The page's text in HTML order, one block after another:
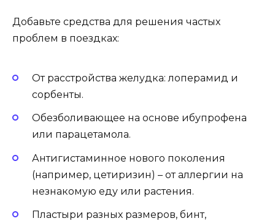
Добавьте средства для решения частых
проблем в поездках:
От расстройства желудка: лоперамид и
сорбенты.
Обезболивающее на основе ибупрофена
или парацетамола.
Антигистаминное нового поколения
(например, цетиризин) – от аллергии на
незнакомую еду или растения.
Пластыри разных размеров, бинт,